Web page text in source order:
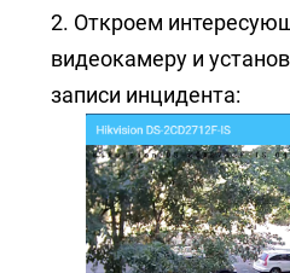
2. Откроем
видеокамеру и
записи инцидента: